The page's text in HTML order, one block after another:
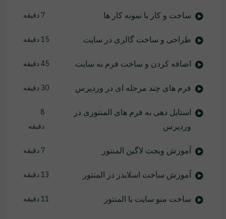
ساخت و کار با نمونه کار ها 7 دقیقه
طراحی و ساخت گالری در سایت 15 دقیقه
اضافه کردن و ساخت فرم به سایت 45 دقیقه
فرم های چند مرحله ای در وردپرس 30 دقیقه
استایل دهی به فرم های المنتوری در
وردپرس
8
دقیقه
آموزش ویجت لاگین المنتور 7 دقیقه
آموزش ساخت اسلایدر در المنتور 13 دقیقه
ساخت منو سایت با المنتور 11 دقیقه